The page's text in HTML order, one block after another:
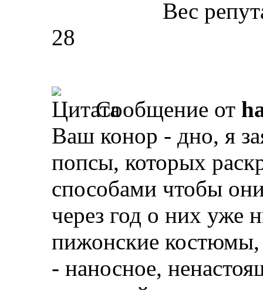
Вес
28
Сообщение от
Ваш конор - дно, я
попсы, которых
способами чтобы
через год о них уже
пижонские костюмы,
- наносное,